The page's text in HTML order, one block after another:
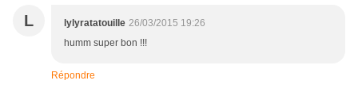
L lylyratatouille 26/03/2015 19:26
humm super bon !!!
Répondre